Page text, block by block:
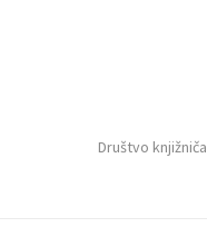
Društvo